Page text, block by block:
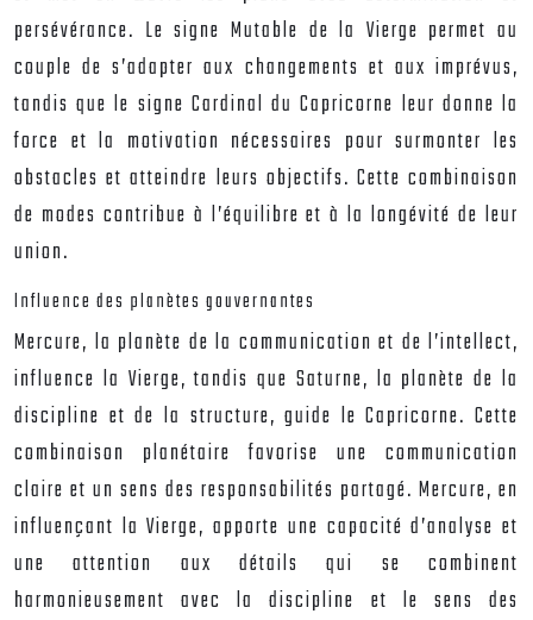
persévérance. Le signe Mutable de la Vierge permet au
couple de s’adapter aux changements et aux imprévus,
tandis que le signe Cardinal du Capricorne leur donne la
force et la motivation nécessaires pour surmonter les
obstacles et atteindre leurs objectifs. Cette combinaison
de modes contribue à l’équilibre et à la longévité de leur
union.
Influence des planètes gouvernantes
Mercure, la planète de la communication et de l’intellect,
influence la Vierge, tandis que Saturne, la planète de la
discipline et de la structure, guide le Capricorne. Cette
combinaison planétaire favorise une communication
claire et un sens des responsabilités partagé. Mercure, en
influençant la Vierge, apporte une capacité d’analyse et
une attention aux détails qui se combinent
harmonieusement avec la discipline et le sens des